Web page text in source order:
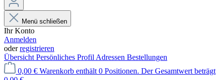
Menü schließen
Ihr Konto
Anmelden
oderregistrieren
Übersicht Persönliches Profil Adressen Bestellungen
0,00 € Warenkorb enthält 0 Positionen. Der Gesamtwert beträgt